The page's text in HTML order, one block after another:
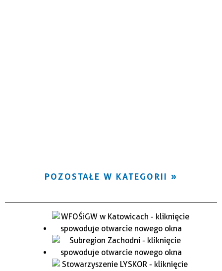
POZOSTAŁE W KATEGORII